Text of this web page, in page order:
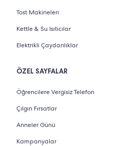
Tost Makineleri
Kettle & Su Isıtıcılar
Elektrikli Çaydanlıklar
ÖZEL SAYFALAR
Öğrencilere Vergisiz Telefon
Çılgın Fırsatlar
Anneler Günü
Kampanyalar